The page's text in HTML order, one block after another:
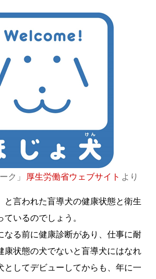
ク」 厚生労働省ウェブサイト より
と言われた盲導犬の健康状態と衛生
いるのでしょう。
なる前に健康診断があり、仕事に耐
康状態の犬でないと盲導犬にはなれ
としてデビューしてからも、年に一